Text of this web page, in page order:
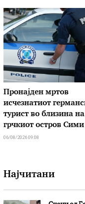
Пронајден мртов
исчезнатиот
турист во близина на
грчкиот остров Сими
06/08/2026 09:08
Најчитани